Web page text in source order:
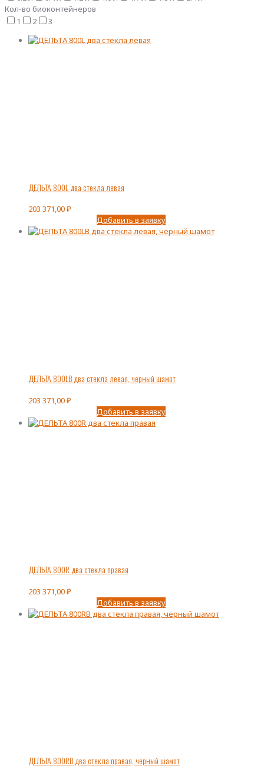
Кол-во биоконтейнеров
1
2 3
ДЕЛЬТА 800L два стекла левая
203 371,00₽
Добавить в заявку
ДЕЛЬТА 800LВ два стекла левая, черный шамот
203 371,00₽
Добавить в заявку
ДЕЛЬТА 800R два стекла правая
203 371,00₽
Добавить в заявку
ДЕЛЬТА 800RВ два стекла правая, черный шамот